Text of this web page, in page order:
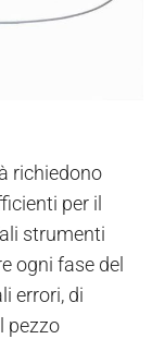
richiedono
per il
strumenti
ogni fase del
errori, di
pezzo